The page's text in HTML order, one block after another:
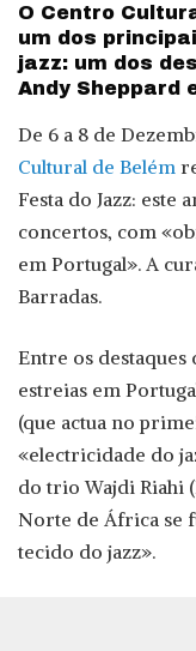
O Centro
um dos
jazz: um dos
Andy Sheppard
De 6 a 8 de
Cultural de Belém
Festa do Jazz: este
concertos, com
em Portugal». A
Barradas.
Entre os destaques
estreias em
(que actua no
«electricidade do
do trio Wajdi Riahi
Norte de África se
tecido do jazz».